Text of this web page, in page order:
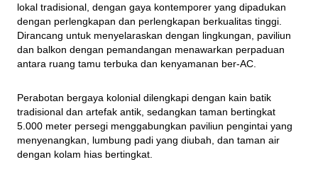
lokal tradisional, dengan gaya kontemporer yang dipadukan
dengan perlengkapan dan perlengkapan berkualitas tinggi.
Dirancang untuk menyelaraskan dengan lingkungan, paviliun
dan balkon dengan pemandangan menawarkan perpaduan
antara ruang tamu terbuka dan kenyamanan ber-AC.
Perabotan bergaya kolonial dilengkapi dengan kain batik
tradisional dan artefak antik, sedangkan taman bertingkat
5.000 meter persegi menggabungkan paviliun pengintai yang
menyenangkan, lumbung padi yang diubah, dan taman air
dengan kolam hias bertingkat.